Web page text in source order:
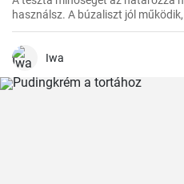
használsz. A búzaliszt jól
szeretnél, használj finomított
Iwa